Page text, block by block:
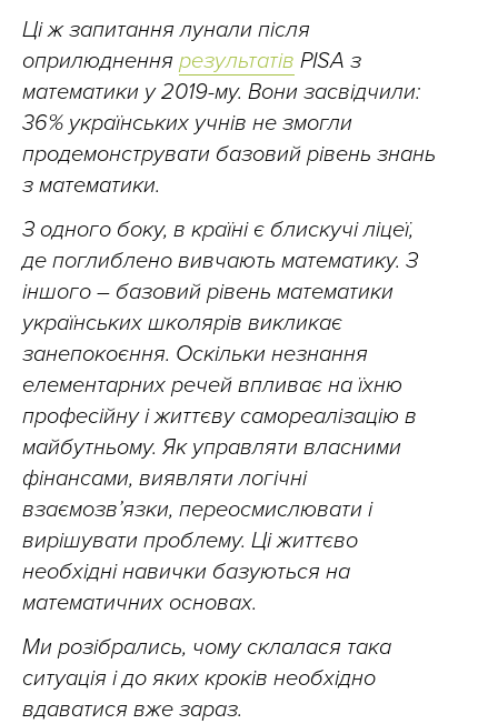
Ці ж запитання лунали після
оприлюднення результатів PISA з
математики у 2019-му. Вони засвідчили:
36% українських учнів не змогли
продемонструвати базовий рівень знань
з математики.
З одного боку, в країні є блискучі ліцеї,
де поглиблено вивчають математику. З
іншого – базовий рівень математики
українських школярів викликає
занепокоєння. Оскільки незнання
елементарних речей впливає на їхню
професійну і життєву самореалізацію в
майбутньому. Як управляти власними
фінансами, виявляти логічні
взаємозв’язки, переосмислювати і
вирішувати проблему. Ці життєво
необхідні навички базуються на
математичних основах.
Ми розібрались, чому склалася така
ситуація і до яких кроків необхідно
вдаватися вже зараз.